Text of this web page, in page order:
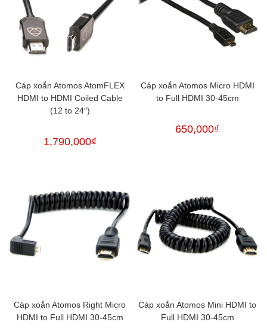
Cáp xoắn Atomos AtomFLEX
HDMI to HDMI Coiled Cable
(12 to 24″)
1,790,000₫
Cáp xoắn Atomos Micro HDMI
to Full HDMI 30-45cm
650,000₫
Cáp xoắn Atomos Right Micro
HDMI to Full HDMI 30-45cm
Cáp xoắn Atomos Mini HDMI to
Full HDMI 30-45cm